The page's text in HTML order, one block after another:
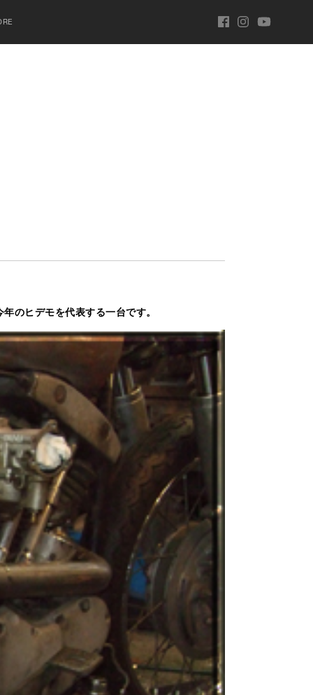
のヒデモを代表する一台です。